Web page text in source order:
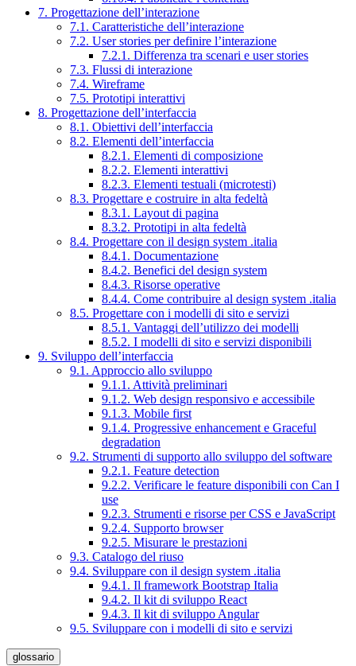
7. Progettazione dell’interazione
7.1. Caratteristiche dell’interazione
7.2. User stories per definire l’interazione
7.2.1. Differenza tra scenari e user stories
7.3. Flussi di interazione
7.4. Wireframe
7.5. Prototipi interattivi
8. Progettazione dell’interfaccia
8.1. Obiettivi dell’interfaccia
8.2. Elementi dell’interfaccia
8.2.1. Elementi di composizione
8.2.2. Elementi interattivi
8.2.3. Elementi testuali (microtesti)
8.3. Progettare e costruire in alta fedeltà
8.3.1. Layout di pagina
8.3.2. Prototipi in alta fedeltà
8.4. Progettare con il design system .italia
8.4.1. Documentazione
8.4.2. Benefici del design system
8.4.3. Risorse operative
8.4.4. Come contribuire al design system .italia
8.5. Progettare con i modelli di sito e servizi
8.5.1. Vantaggi dell’utilizzo dei modelli
8.5.2. I modelli di sito e servizi disponibili
9. Sviluppo dell’interfaccia
9.1. Approccio allo sviluppo
9.1.1. Attività preliminari
9.1.2. Web design responsivo e accessibile
9.1.3. Mobile first
9.1.4. Progressive enhancement e Graceful
degradation
9.2. Strumenti di supporto allo sviluppo del software
9.2.1. Feature detection
9.2.2. Verificare le feature disponibili con Can I
use
9.2.3. Strumenti e risorse per CSS e JavaScript
9.2.4. Supporto browser
9.2.5. Misurare le prestazioni
9.3. Catalogo del riuso
9.4. Sviluppare con il design system .italia
9.4.1. Il framework Bootstrap Italia
9.4.2. Il kit di sviluppo React
9.4.3. Il kit di sviluppo Angular
9.5. Sviluppare con i modelli di sito e servizi
glossario